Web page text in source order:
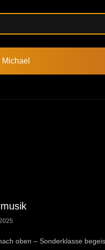
Michael
oben – Sonderklasse